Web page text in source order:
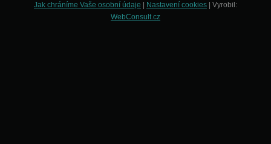
Jak chráníme Vaše osobní údaje
Nastavení cookies | Vyrobil:
WebConsult.cz